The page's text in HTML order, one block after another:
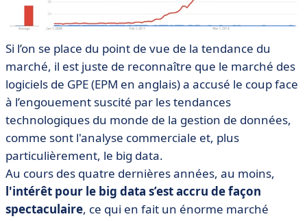
Si l’on se place du point de vue de la tendance du
marché, il est juste de reconnaître que le marché des
logiciels de GPE (EPM en anglais) a accusé le coup face
à l’engouement suscité par les tendances
technologiques du monde de la gestion de données,
comme sont l'analyse commerciale et, plus
particulièrement, le big data.
Au cours des quatre dernières années, au moins,
l'intérêt pour le big data s’est accru de façon
spectaculaire, ce qui en fait un énorme marché